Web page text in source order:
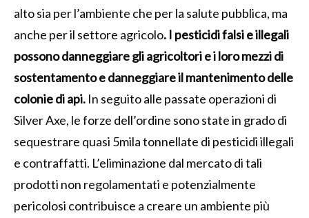
alto sia per l’ambiente che per la salute pubblica, ma
anche per il settore agricolo. I pesticidi falsi e illegali
possono danneggiare gli agricoltori e i loro mezzi di
sostentamento e danneggiare il mantenimento delle
colonie di api. In seguito alle passate operazioni di
Silver Axe, le forze dell’ordine sono state in grado di
sequestrare quasi 5mila tonnellate di pesticidi illegali
e contraffatti. L’eliminazione dal mercato di tali
prodotti non regolamentati e potenzialmente
pericolosi contribuisce a creare un ambiente più